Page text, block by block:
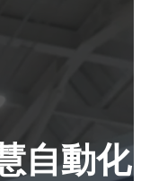
自動化